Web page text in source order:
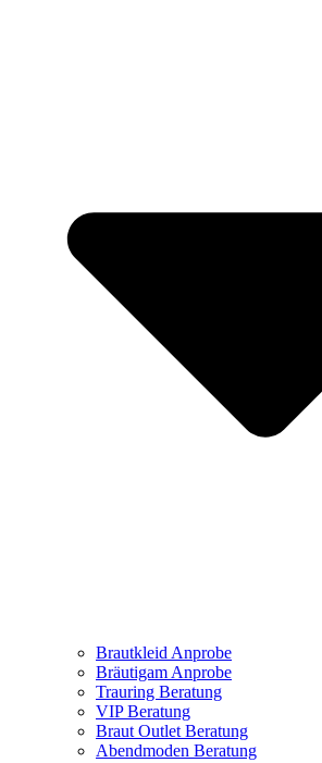
Brautkleid Anprobe
Bräutigam Anprobe
Trauring Beratung
VIP Beratung
Braut Outlet Beratung
Abendmoden Beratung